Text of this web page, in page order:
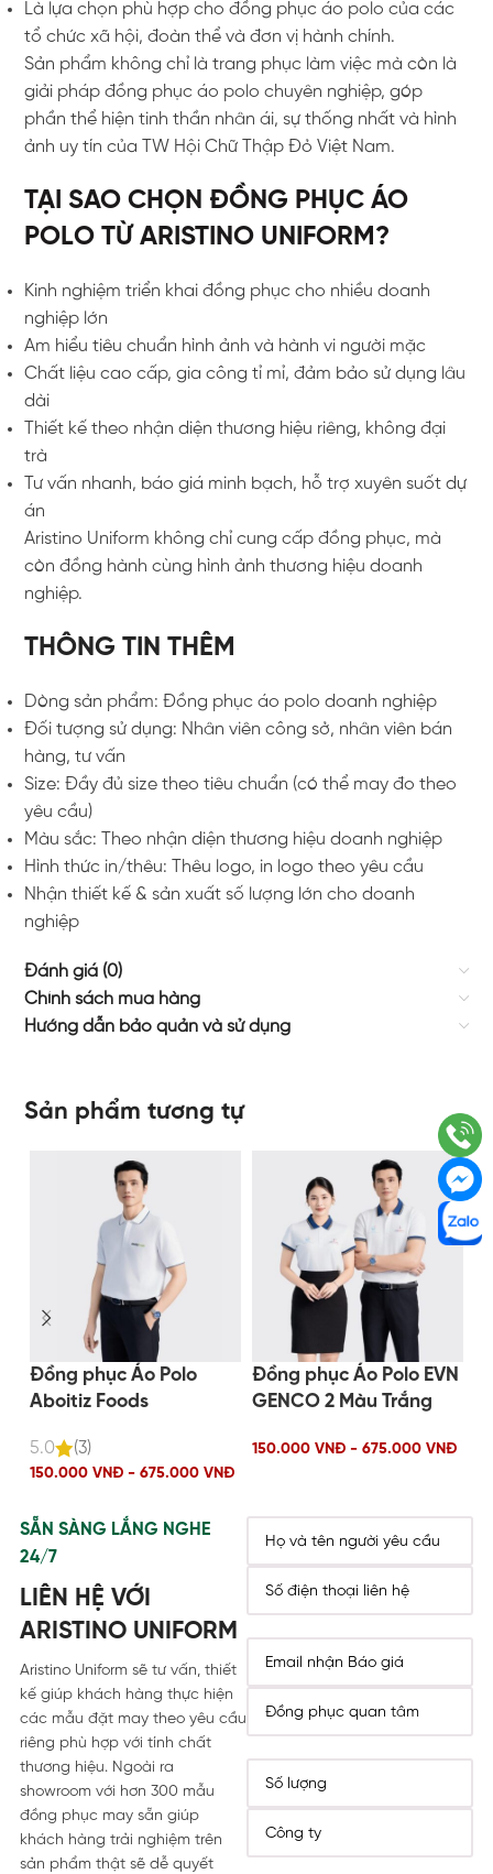
Là lựa chọn phù hợp cho đồng phục áo polo của các
tổ chức xã hội, đoàn thể và đơn vị hành chính.
Sản phẩm không chỉ là trang phục làm việc mà còn là
giải pháp đồng phục áo polo chuyên nghiệp, góp
phần thể hiện tinh thần nhân ái, sự thống nhất và hình
ảnh uy tín của TW Hội Chữ Thập Đỏ Việt Nam.
TẠI SAO CHỌN ĐỒNG PHỤC ÁO
POLO TỪ ARISTINO UNIFORM?
Kinh nghiệm triển khai đồng phục cho nhiều doanh
nghiệp lớn
Am hiểu tiêu chuẩn hình ảnh và hành vi người mặc
Chất liệu cao cấp, gia công tỉ mỉ, đảm bảo sử dụng lâu
dài
Thiết kế theo nhận diện thương hiệu riêng, không đại
trà
Tư vấn nhanh, báo giá minh bạch, hỗ trợ xuyên suốt dự
án
Aristino Uniform không chỉ cung cấp đồng phục, mà
còn đồng hành cùng hình ảnh thương hiệu doanh
nghiệp.
THÔNG TIN THÊM
Dòng sản phẩm: Đồng phục áo polo doanh nghiệp
Đối tượng sử dụng: Nhân viên công sở, nhân viên bán
hàng, tư vấn
Size: Đầy đủ size theo tiêu chuẩn (có thể may đo theo
yêu cầu)
Màu sắc: Theo nhận diện thương hiệu doanh nghiệp
Hình thức in/thêu: Thêu logo, in logo theo yêu cầu
Nhận thiết kế & sản xuất số lượng lớn cho doanh
nghiệp
Đánh giá (0)
Chính sách mua hàng
Hướng dẫn bảo quản và sử dụng
Sản phẩm tương tự
Đồng phục Áo Polo
Aboitiz Foods
5.0 (3)
150.000 VNĐ - 675.000 VNĐ
Đồng phục Áo Polo EVN
GENCO 2 Màu Trắng
150.000 VNĐ - 675.000 VNĐ
SẴN SÀNG LẮNG NGHE
24/7
LIÊN HỆ VỚI
ARISTINO UNIFORM
Aristino Uniform sẽ tư vấn, thiết
kế giúp khách hàng thực hiện
các mẫu đặt may theo yêu cầu
riêng phù hợp với tính chất
thương hiệu. Ngoài ra
showroom với hơn 300 mẫu
đồng phục may sẵn giúp
khách hàng trải nghiệm trên
sản phẩm thật sẽ dễ quyết